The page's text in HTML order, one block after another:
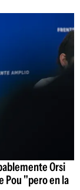
Orsi
Pou "pero en la